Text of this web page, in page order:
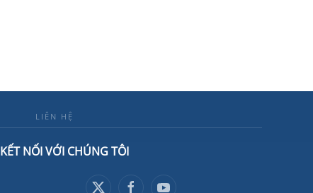
LIÊN HỆ
KẾT NỐI VỚI CHÚNG TÔI